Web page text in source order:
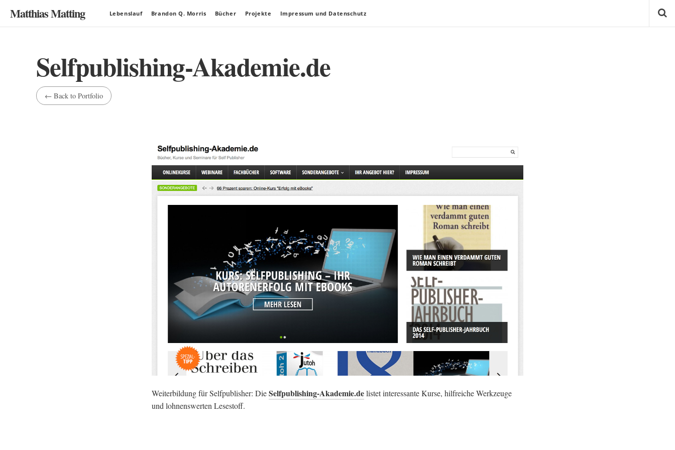
Matthias Matting Lebenslauf Brandon Q. Morris Bücher Projekte Impressum und Datenschutz
Selfpublishing-Akademie.de
← Back to Portfolio
Weiterbildung für Selfpublisher: DieSelfpublishing-Akademie.delistet interessante Kurse, hilfreiche Werkzeuge
und lohnenswerten Lesestoff.